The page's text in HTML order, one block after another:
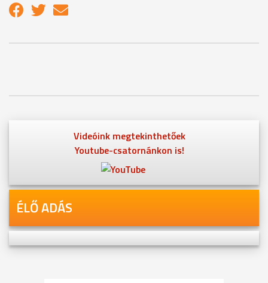
Videóink megtekinthetőek
Youtube-csatornánkon is!
ÉLŐ ADÁS